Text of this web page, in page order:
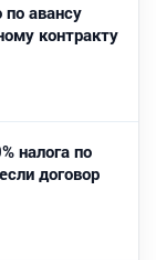
по авансу
контракту
налога по
договор